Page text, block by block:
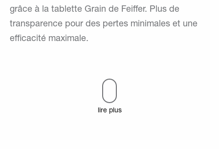
grâce à la tablette Grain de Feiffer. Plus de
transparence pour des pertes minimales et une
efficacité maximale.
lire plus